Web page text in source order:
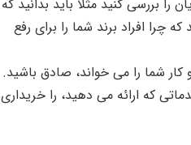
بررسی کنید مثلا باید بدانید که
چرا افراد برند شما را برای رفع
شما را می خواند، صادق باشید.
که ارائه می دهید، را خریداری